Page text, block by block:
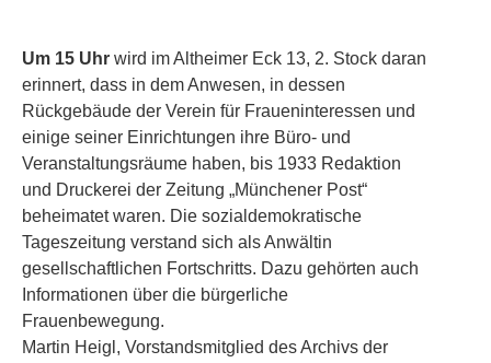
Um 15 Uhr wird im Altheimer Eck 13, 2. Stock daran
erinnert, dass in dem Anwesen, in dessen
Rückgebäude der Verein für Fraueninteressen und
einige seiner Einrichtungen ihre Büro- und
Veranstaltungsräume haben, bis 1933 Redaktion
und Druckerei der Zeitung „Münchener Post“
beheimatet waren. Die sozialdemokratische
Tageszeitung verstand sich als Anwältin
gesellschaftlichen Fortschritts. Dazu gehörten auch
Informationen über die bürgerliche
Frauenbewegung.
Martin Heigl, Vorstandsmitglied des Archivs der